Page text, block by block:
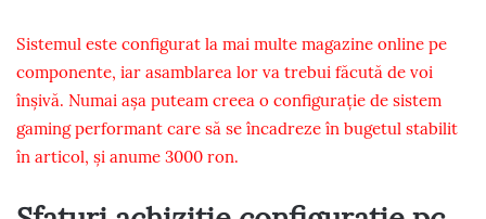
Sistemul este configurat la mai multe magazine online pe
componente, iar asamblarea lor va trebui făcută de voi
înșivă. Numai așa puteam creea o configurație de sistem
gaming performant care să se încadreze în bugetul stabilit
în articol, și anume 3000 ron.